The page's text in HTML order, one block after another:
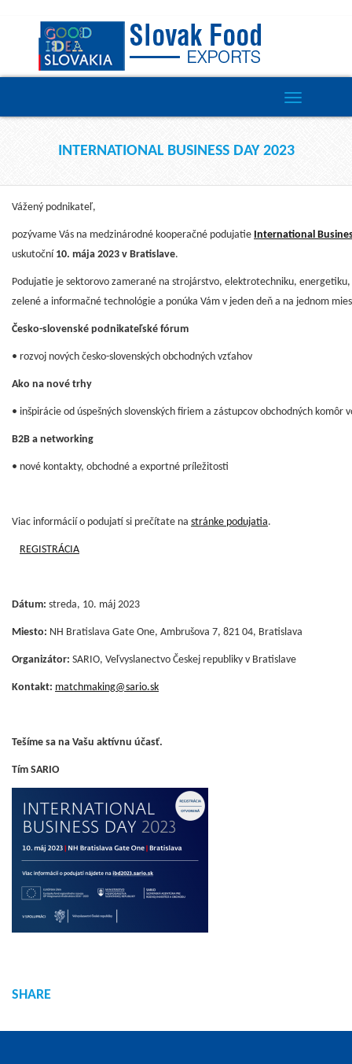
Toggle
navigation
INTERNATIONAL BUSINESS DAY 2023
Vážený podnikateľ,
pozývame Vás na medzinárodné kooperačné podujatie International
uskutoční 10. mája 2023 v Bratislave.
Podujatie je sektorovo zamerané na strojárstvo, elektrotechniku,
zelené a informačné technológie a ponúka Vám v jeden deň a na jednom
Česko-slovenské podnikateľské fórum
• rozvoj nových česko-slovenských obchodných vzťahov
Ako na nové trhy
• inšpirácie od úspešných slovenských firiem a zástupcov obchodných komôr
B2B a networking
• nové kontakty, obchodné a exportné príležitosti
Viac informácií o podujatí si prečítate na stránke podujatia.
REGISTRÁCIA
Dátum: streda, 10. máj 2023
Miesto: NH Bratislava Gate One, Ambrušova 7, 821 04, Bratislava
Organizátor: SARIO, Veľvyslanectvo Českej republiky v Bratislave
Kontakt: matchmaking@sario.sk
Tešíme sa na Vašu aktívnu účasť.
Tím SARIO
SHARE